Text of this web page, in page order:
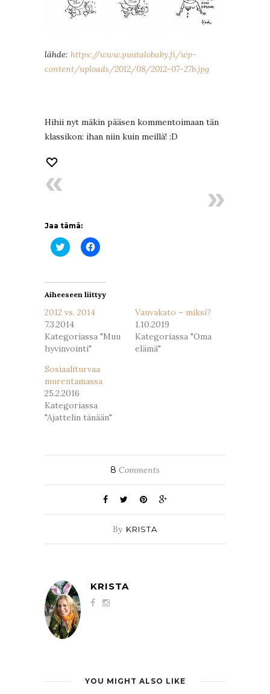
lähde: https://www.puutalobaby.fi/wp-
content/uploads/2012/08/2012-07-27b.jpg
Hihii nyt mäkin pääsen kommentoimaan tän
klassikon: ihan niin kuin meillä! :D
Jaa tämä:
Jaa
Twitterissä(Avautuu
Jaa
Facebookissa(Avautuu
Aiheeseen liittyy
2012 vs. 2014
7.3.2014
Kategoriassa "Muu
hyvinvointi"
Vauvakato – miksi?
1.10.2019
Kategoriassa "Oma
elämä"
Sosiaaliturvaa
murentamassa
25.2.2016
Kategoriassa
"Ajattelin tänään"
8 Comments
By KRISTA
KRISTA
YOU MIGHT ALSO LIKE